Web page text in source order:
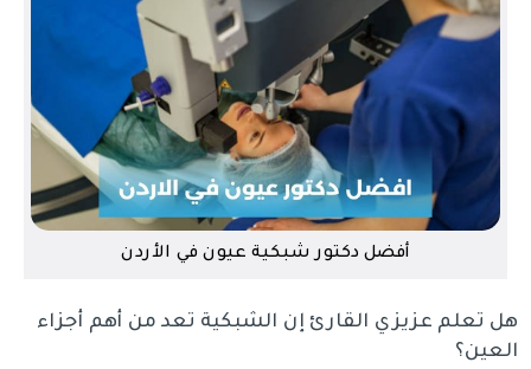
أفضل دكتور شبكية عيون في الأردن
هل تعلم عزيزي القارئ إن الشبكية تعد من أهم أجزاء
العين؟